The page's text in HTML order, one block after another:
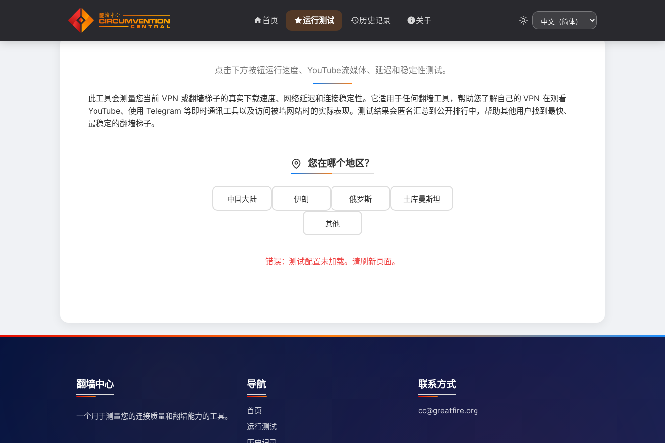
首页 运行测试 历史记录 关于
点击下方按钮运行速度、YouTube流媒体、延迟和稳定性测试。
此工具会测量您当前 VPN 或翻墙梯子的真实下载速度、网络延迟和连接稳定性。它适用于任何翻墙工具，帮助您了解自己的 VPN 在观看
YouTube、使用 Telegram 等即时通讯工具以及访问被墙网站时的实际表现。测试结果会匿名汇总到公开排行中，帮助其他用户找到最快、
最稳定的翻墙梯子。
您在哪个地区？
中国大陆 伊朗 俄罗斯 土库曼斯坦
其他
错误：测试配置未加载。请刷新页面。
翻墙中心
一个用于测量您的连接质量和翻墙能力的工具。
导航
首页
运行测试
联系方式
cc@greatfire.org